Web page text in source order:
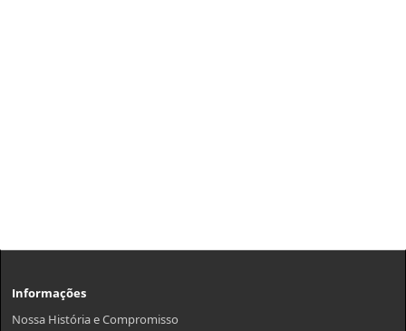
Informações
Nossa História e Compromisso